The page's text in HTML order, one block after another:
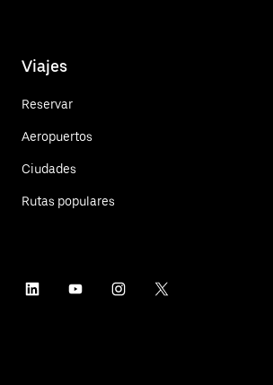
Viajes
Reservar
Aeropuertos
Ciudades
Rutas populares